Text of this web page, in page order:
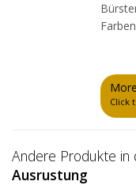
Click
Andere Produkte in
Ausrustung